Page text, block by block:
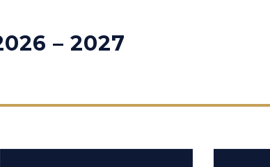
– 2027